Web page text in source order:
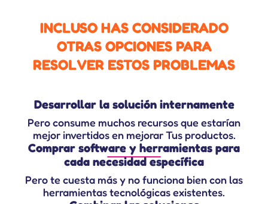
INCLUSO HAS CONSIDERADO
OTRAS OPCIONES PARA
RESOLVER ESTOS PROBLEMAS
Desarrollar la solución internamente
Pero consume muchos recursos que estarían
mejor invertidos en mejorar Tus productos.
Comprar software y herramientas para
cada necesidad específica
Pero te cuesta más y no funciona bien con las
herramientas tecnológicas existentes.